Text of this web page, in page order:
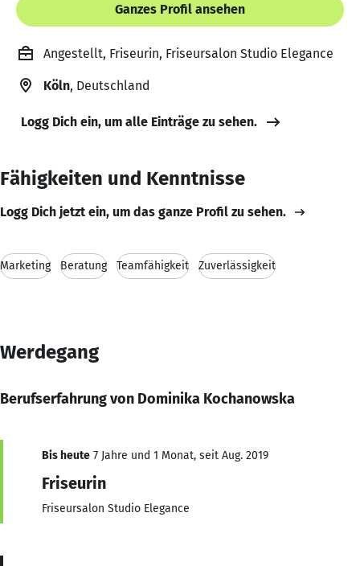
Ganzes Profil ansehen
Angestellt, Friseurin, Friseursalon Studio Elegance
Köln, Deutschland
Logg Dich ein, um alle Einträge zu sehen.
Fähigkeiten und Kenntnisse
Logg Dich jetzt ein, um das ganze Profil zu sehen.
Marketing Beratung Teamfähigkeit Zuverlässigkeit
Werdegang
Berufserfahrung von Dominika Kochanowska
Bis heute 7 Jahre und 1 Monat, seit Aug. 2019
Friseurin
Friseursalon Studio Elegance